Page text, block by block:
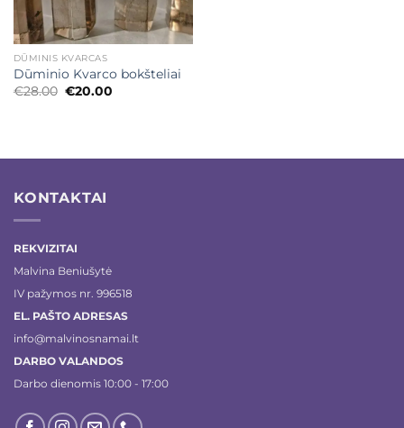
DŪMINIS KVARCAS
Dūminio Kvarco bokšteliai
€28.00 Original
€20.00Current
KONTAKTAI
REKVIZITAI
Malvina Beniušytė
IV pažymos nr. 996518
EL. PAŠTO ADRESAS
info@malvinosnamai.lt
DARBO VALANDOS
Darbo dienomis 10:00 - 17:00